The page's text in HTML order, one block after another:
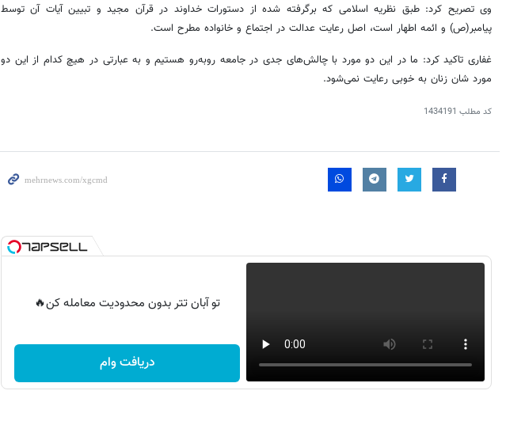
وی تصریح کرد: طبق نظریه اسلامی که برگرفته شده از دستورات خداوند در قرآن مجید و تبیین آیات آن توسط
پیامبر(ص) و ائمه اطهار است، اصل رعایت عدالت در اجتماع و خانواده مطرح است.
غفاری تاکید کرد: ما در این دو مورد با چالش‌های جدی در جامعه روبه‌رو هستیم و به عبارتی در هیچ کدام از این دو
مورد شان زنان به خوبی رعایت نمی‌شود.
کد مطلب 1434191
تو آبان تتر بدون محدودیت معامله کن🔥
دریافت وام